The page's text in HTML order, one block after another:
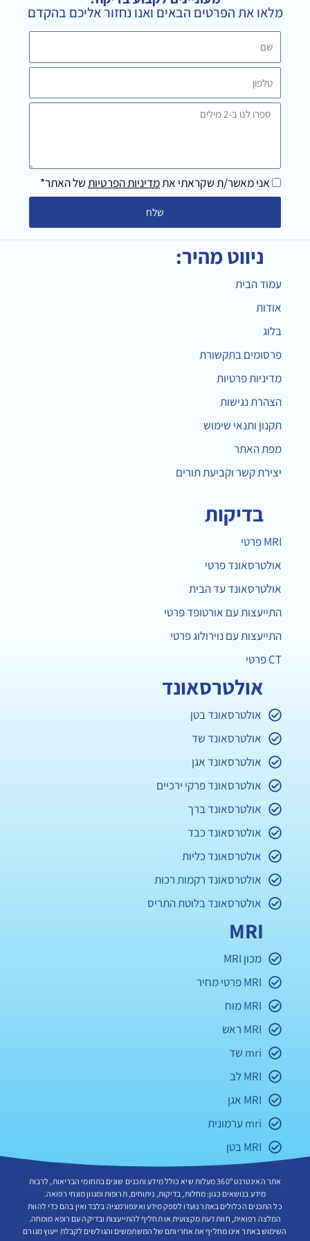
o
k
r
a
מלאו את הפרטים הבאים ואנו נחזור אליכם בהקדם
טלפון
ספרו
מילים
אני מאשר/ת שקראתי אתמדיניות הפרטיותשל האתר*
שלח
ניווט מהיר:
עמוד הבית
אודות
בלוג
פרסומים בתקשורת
מדיניות פרטיות
הצהרת נגישות
תקנון ותנאי שימוש
מפת האתר
יצירת קשר וקביעת תורים
בדיקות
MRI פרטי
אולטרסאונד פרטי
אולטרסאונד עד הבית
התייעצות עם אורטופד פרטי
התייעצות עם נוירולוג פרטי
CT פרטי
אולטרסאונד
אולטרסאונד בטן
אולטרסאונד שד
אולטרסאונד אגן
אולטרסאונד פרקי ירכיים
אולטרסאונד ברך
אולטרסאונד כבד
אולטרסאונד כליות
אולטרסאונד רקמות רכות
אולטרסאונד בלוטת התריס
MRI
מכון MRI
MRI פרטי מחיר
MRI מוח
MRI ראש
mri שד
MRI לב
MRI אגן
mri ערמונית
MRI בטן
אתר האינטרנט 360º מעלות שיא כולל מידע ותכנים שונים בתחומי הבריאות, לרבות
מידע בנושאים כגון: מחלות, בדיקות, ניתוחים, תרופות ומגוון מונחי רפואה.
כל התכנים הכלולים באתר נועדו לספק מידע ואינפורמציה בלבד ואין בהם כדי להוות
המלצה רפואית, חוות דעת מקצועית או תחליף להתייעצות ובדיקה עם רופא מומחה.
השימוש באתר אינו מחליף את אחריותם של המשתמשים והגולשים לקבלת ייעוץ מגורם